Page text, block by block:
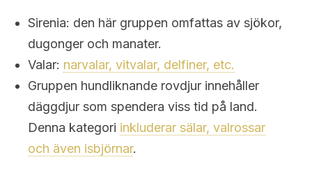
Sirenia: den här gruppen omfattas av sjökor,
dugonger och manater.
Valar: narvalar, vitvalar, delfiner, etc.
Gruppen hundliknande rovdjur innehåller
däggdjur som spendera viss tid på land.
Denna kategori inkluderar sälar, valrossar
och även isbjörnar.